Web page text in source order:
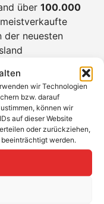
wir Technologien
bzw. darauf
können wir
auf dieser Website
oder zurückziehen,
werden.
über 100.000
der neuesten
Sie ein
Off-Grid und